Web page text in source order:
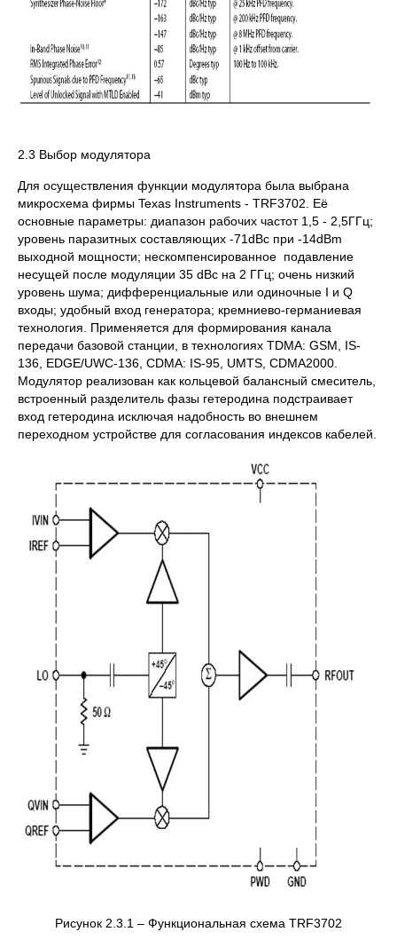
2.3 Выбор модулятора
Для осуществления функции модулятора была выбрана
микросхема фирмы Texas Instruments - TRF3702. Её
основные параметры: диапазон рабочих частот 1,5 - 2,5ГГц;
уровень паразитных составляющих -71dBc при -14dBm
выходной мощности; нескомпенсированное подавление
несущей после модуляции 35 dBc на 2 ГГц; очень низкий
уровень шума; дифференциальные или одиночные I и Q
входы; удобный вход генератора; кремниево-германиевая
технология. Применяется для формирования канала
передачи базовой станции, в технологиях TDMA: GSM, IS-
136, EDGE/UWC-136, CDMA: IS-95, UMTS, CDMA2000.
Модулятор реализован как кольцевой балансный смеситель,
встроенный разделитель фазы гетеродина подстраивает
вход гетеродина исключая надобность во внешнем
переходном устройстве для согласования индексов кабелей.
Рисунок 2.3.1 – Функциональная схема TRF3702